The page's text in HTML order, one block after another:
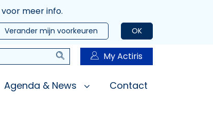
voor meer info.
OK
Verander mijn voorkeuren
Zoeken My Actiris
Agenda & News Contact